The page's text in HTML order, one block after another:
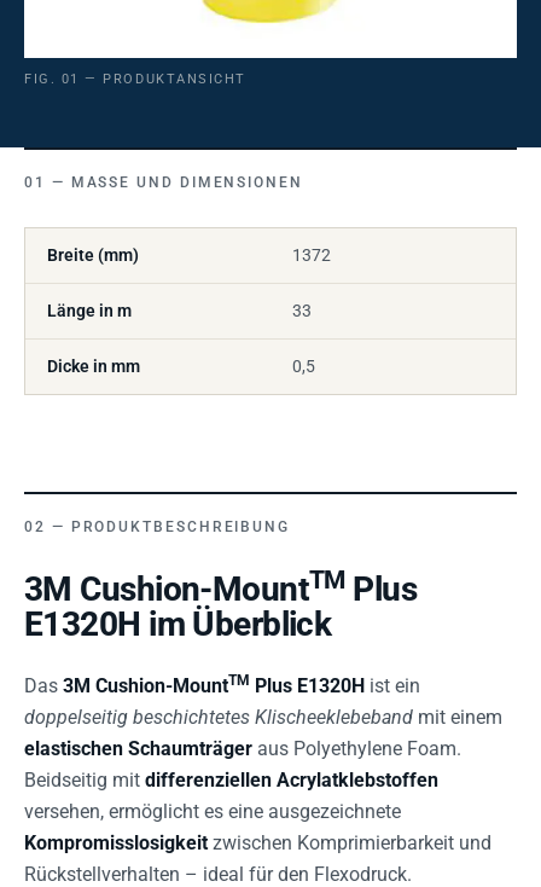
FIG. 01 — PRODUKTANSICHT
MASSE UND DIMENSIONEN
Breite (mm) 1372
Länge in m 33
Dicke in mm 0,5
PRODUKTBESCHREIBUNG
3M Cushion-MountTM Plus
E1320H im Überblick
Das 3M Cushion-MountTM Plus E1320H ist ein
doppelseitig beschichtetes Klischeeklebeband mit einem
elastischen Schaumträger aus Polyethylene Foam.
Beidseitig mit differenziellen Acrylatklebstoffen
versehen, ermöglicht es eine ausgezeichnete
Kompromisslosigkeit zwischen Komprimierbarkeit und
Rückstellverhalten – ideal für den Flexodruck.